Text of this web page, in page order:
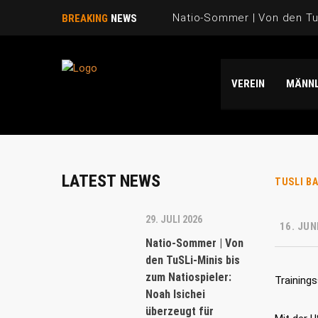
BREAKING NEWS Natio-Sommer | Von den
Saison 2025/26 | WIR
VEREIN
TUSLI
16.
LATEST NEWS
29. JULI 2026
Natio-Sommer | Von
den TuSLi-Minis bis
zum Natiospieler:
Noah Isichei
überzeugt für